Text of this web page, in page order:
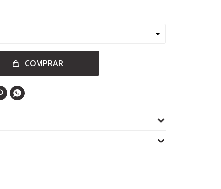
COMPRAR
